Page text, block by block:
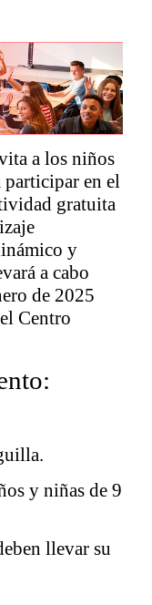
a los niños
participar en el
gratuita
y
a cabo
de 2025
Centro
y niñas de 9
llevar su